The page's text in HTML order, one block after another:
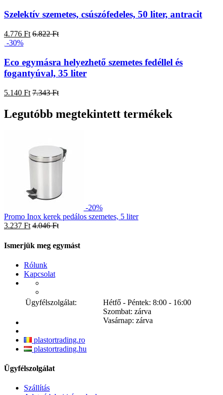
Szelektív szemetes, csúszófedeles, 50 liter, antracit
4.776 Ft 6.822 Ft
-30%
Eco egymásra helyezhető szemetes fedéllel és
fogantyúval, 35 liter
5.140 Ft 7.343 Ft
Legutóbb megtekintett termékek
-20%
Promo Inox kerek pedálos szemetes, 5 liter
3.237 Ft 4.046 Ft
Ismerjük meg egymást
Rólunk
Kapcsolat
Ügyfélszolgálat:
Hétfő - Péntek: 8:00 - 16:00
Szombat: zárva
Vasárnap: zárva
plastortrading.ro
plastortrading.hu
Ügyfélszolgálat
Szállítás